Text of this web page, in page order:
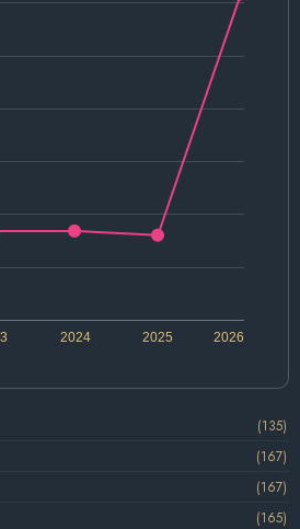
2024 2026
2025
(135)
(167)
(167)
(165)